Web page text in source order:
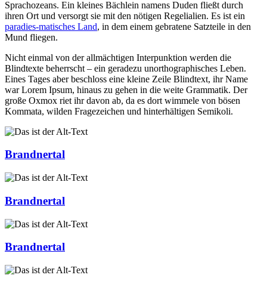
Sprachozeans. Ein kleines Bächlein namens Duden fließt durch
ihren Ort und versorgt sie mit den nötigen Regelialien. Es ist ein
paradies-matisches Land, in dem einem gebratene Satzteile in den
Mund fliegen.
Nicht einmal von der allmächtigen Interpunktion werden die
Blindtexte beherrscht – ein geradezu unorthographisches Leben.
Eines Tages aber beschloss eine kleine Zeile Blindtext, ihr Name
war Lorem Ipsum, hinaus zu gehen in die weite Grammatik. Der
große Oxmox riet ihr davon ab, da es dort wimmele von bösen
Kommata, wilden Fragezeichen und hinterhältigen Semikoli.
Brandnertal
Brandnertal
Brandnertal